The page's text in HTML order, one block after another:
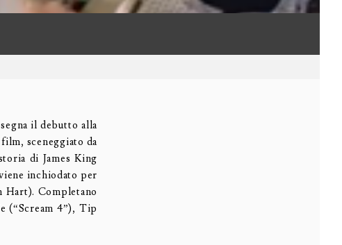
il debutto alla
sceneggiato da
di James King
inchiodato per
Hart). Completano
(“Scream 4”), Tip